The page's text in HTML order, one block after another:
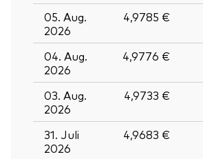
05. Aug.
2026
4,9785 €
04. Aug.
2026
4,9776 €
03. Aug.
2026
4,9733 €
31. Juli
2026
4,9683 €